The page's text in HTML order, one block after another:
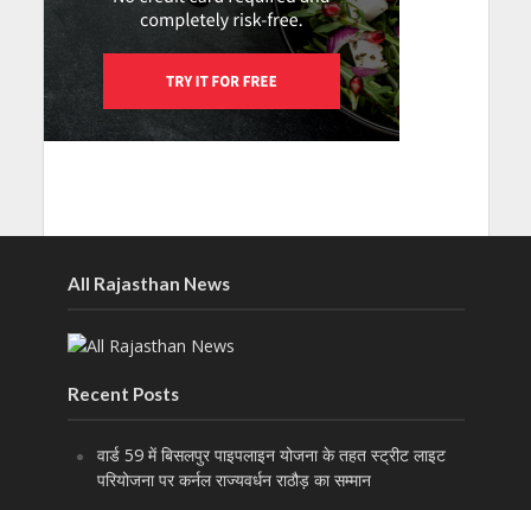
All Rajasthan News
Recent Posts
वार्ड 59 में बिसलपुर पाइपलाइन योजना के तहत स्ट्रीट लाइट
परियोजना पर कर्नल राज्यवर्धन राठौड़ का सम्मान